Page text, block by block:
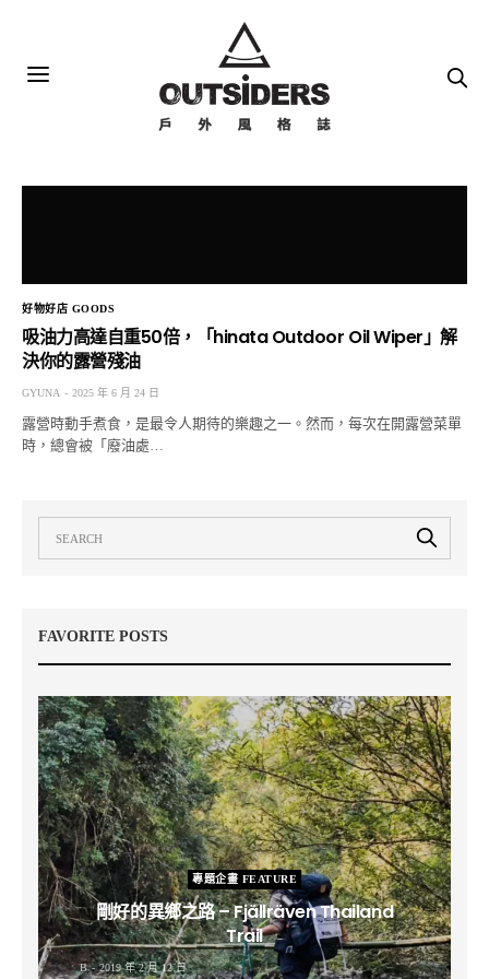
好物好店 GOODS
吸油力高達自重50倍，「hinata Outdoor Oil Wiper」解
決你的露營殘油
GYUNA 2025 年 6 月 24 日
露營時動手煮食，是最令人期待的樂趣之一。然而，每次在開露營菜單
時，總會被「廢油處…
FAVORITE POSTS
專題企畫 FEATURE
剛好的異鄉之路 – Fjällräven Thailand
Trail
B 2019 年 2 月 12 日